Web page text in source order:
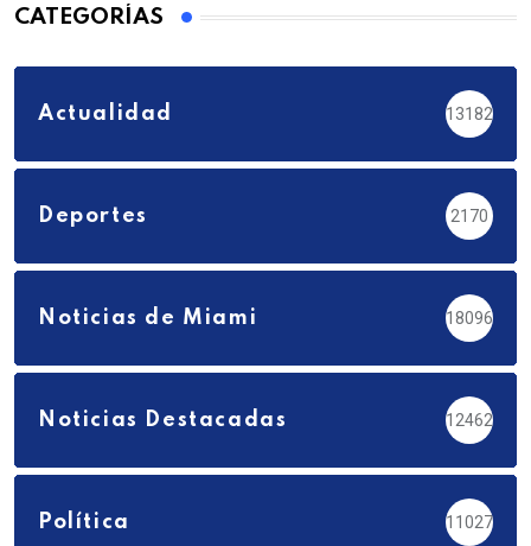
CATEGORÍAS
Actualidad 13182
Deportes 2170
Noticias de Miami 18096
Noticias Destacadas 12462
Política 11027